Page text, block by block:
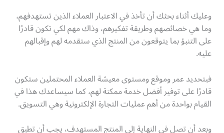
وعليك أثناء بحثك أن تأخذ في الاعتبار العملاء الذين تستهدفهم،
وما هي خصائصهم وطريقة تفكيرهم، وذاك مهم لكي تكون قادرًا
على التنبؤ بما يتوقعون من المنتج الذي ستقدمه لهم وإقبالهم
عليه.
فبتحديد عمر وموقع ومستوى معيشة العملاء المحتملين ستكون
قادرًا على توفير أفضل خدمة ممكنة لهم، كما سيساعدك هذا في
القيام بواحدة من أهم عمليات التجارة الإلكترونية وهي التسويق.
وبعد أن تصل في النهاية إلى المنتج المستهدف، يجب أن تطبق